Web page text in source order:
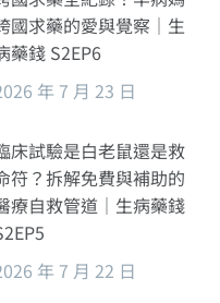
國求藥的愛與覺察｜生
藥錢 S2EP6
年 7 月 23 日
床試驗是白老鼠還是救
符？拆解免費與補助的
療自救管道｜生病藥錢
年 7 月 22 日